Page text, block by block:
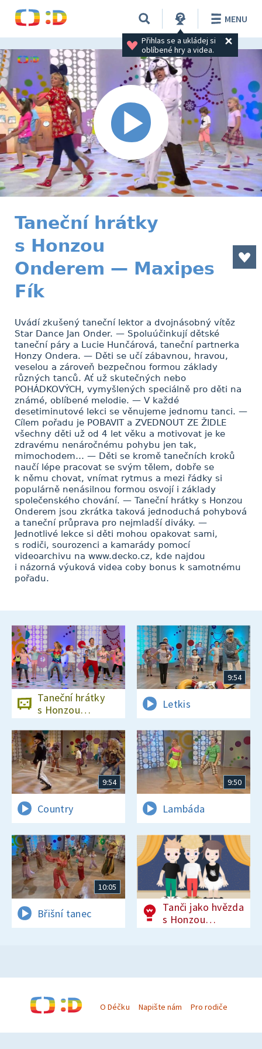
Přihlas se a ukládej si
oblíbené hry a videa.
MENU
Taneční hrátky
s Honzou
Onderem — Maxipes
Fík
Uvádí zkušený taneční lektor a dvojnásobný vítěz
Star Dance Jan Onder. — Spoluúčinkují dětské
taneční páry a Lucie Hunčárová, taneční partnerka
Honzy Ondera. — Děti se učí zábavnou, hravou,
veselou a zároveň bezpečnou formou základy
různých tanců. Ať už skutečných nebo
POHÁDKOVÝCH, vymyšlených speciálně pro děti na
známé, oblíbené melodie. — V každé
desetiminutové lekci se věnujeme jednomu tanci. —
Cílem pořadu je POBAVIT a ZVEDNOUT ZE ŽIDLE
všechny děti už od 4 let věku a motivovat je ke
zdravému nenáročnému pohybu jen tak,
mimochodem… — Děti se kromě tanečních kroků
naučí lépe pracovat se svým tělem, dobře se
k němu chovat, vnímat rytmus a mezi řádky si
populárně nenásilnou formou osvojí i základy
společenského chování. — Taneční hrátky s Honzou
Onderem jsou zkrátka taková jednoduchá pohybová
a taneční průprava pro nejmladší diváky. —
Jednotlivé lekce si děti mohou opakovat sami,
s rodiči, sourozenci a kamarády pomocí
videoarchivu na www.decko.cz, kde najdou
i názorná výuková videa coby bonus k samotnému
pořadu.
Taneční hrátky
s Honzou
Onderem
9:54
Letkis
9:54
Country
9:50
Lambáda
10:05
Břišní tanec
Tanči jako hvězda
s Honzou
Onderem
O Déčku Napište nám Pro rodiče